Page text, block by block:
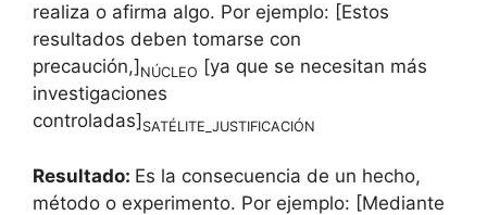
realiza o afirma algo. Por ejemplo: [Estos
resultados deben tomarse con
precaución,] NÚCLEO [ya que se necesitan más
investigaciones
controladas] SATÉLITE_JUSTIFICACIÓN
Resultado: Es la consecuencia de un hecho,
método o experimento. Por ejemplo: [Mediante